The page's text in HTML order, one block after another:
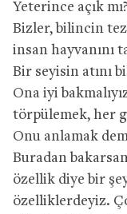
Yeterince açık mı?
Bizler, bilincin
insan hayvanını
Bir seyisin atını
Ona iyi
törpülemek, her
Onu anlamak
Buradan
özellik diye bir
özelliklerdeyiz.